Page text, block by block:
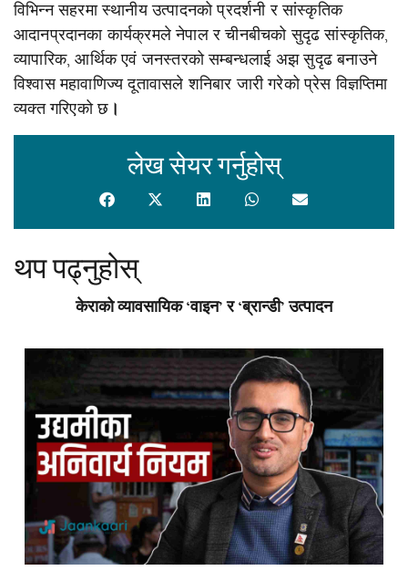
विभिन्न सहरमा स्थानीय उत्पादनको प्रदर्शनी र सांस्कृतिक
आदानप्रदानका कार्यक्रमले नेपाल र चीनबीचको सुदृढ सांस्कृतिक,
व्यापारिक, आर्थिक एवं जनस्तरको सम्बन्धलाई अझ सुदृढ बनाउने
विश्वास महावाणिज्य दूतावासले शनिबार जारी गरेको प्रेस विज्ञप्तिमा
व्यक्त गरिएको छ ।
लेख सेयर गर्नुहोस्
थप पढ्नुहोस्
केराको व्यावसायिक ‘वाइन’ र ‘ब्रान्डी’ उत्पादन